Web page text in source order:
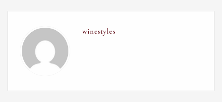
winestyles